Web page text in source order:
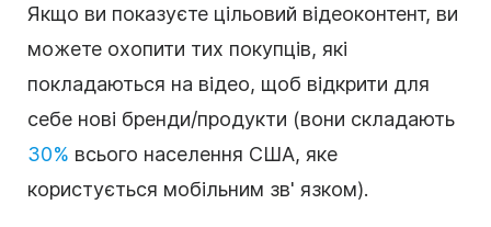
Якщо ви показуєте цільовий відеоконтент, ви
можете охопити тих покупців, які
покладаються на відео, щоб відкрити для
себе нові бренди/продукти (вони складають
30% всього населення США, яке
користується мобільним зв' язком).